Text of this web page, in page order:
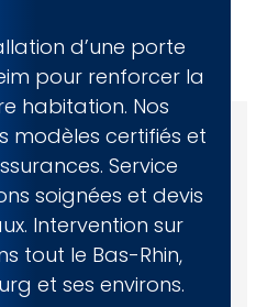
d’une porte
pour renforcer la
habitation. Nos
modèles certifiés et
Service
soignées et devis
Intervention sur
tout le Bas-Rhin,
et ses environs.